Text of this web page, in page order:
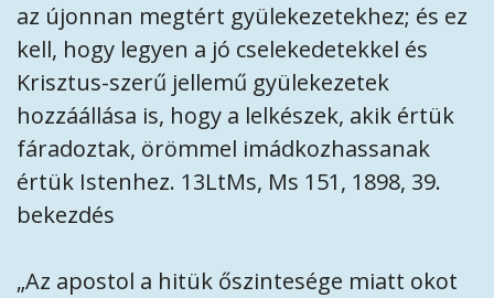
az újonnan megtért gyülekezetekhez; és ez
kell, hogy legyen a jó cselekedetekkel és
Krisztus-szerű jellemű gyülekezetek
hozzáállása is, hogy a lelkészek, akik értük
fáradoztak, örömmel imádkozhassanak
értük Istenhez. 13LtMs, Ms 151, 1898, 39.
bekezdés
„Az apostol a hitük őszintesége miatt okot